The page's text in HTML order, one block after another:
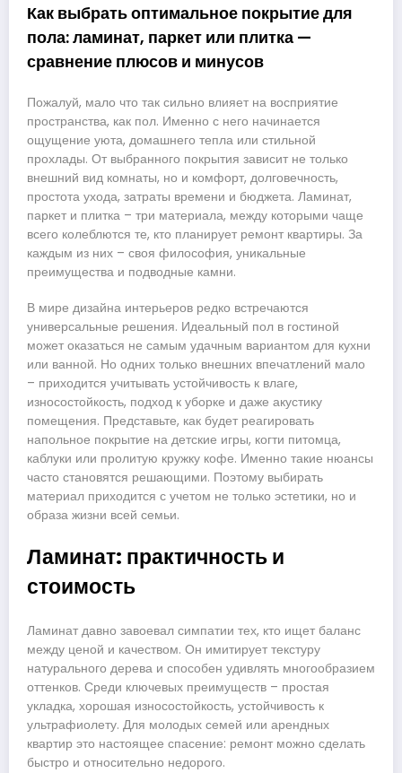
Как выбрать оптимальное покрытие для
пола: ламинат, паркет или плитка —
сравнение плюсов и минусов
Пожалуй, мало что так сильно влияет на восприятие
пространства, как пол. Именно с него начинается
ощущение уюта, домашнего тепла или стильной
прохлады. От выбранного покрытия зависит не только
внешний вид комнаты, но и комфорт, долговечность,
простота ухода, затраты времени и бюджета. Ламинат,
паркет и плитка – три материала, между которыми чаще
всего колеблются те, кто планирует ремонт квартиры. За
каждым из них – своя философия, уникальные
преимущества и подводные камни.
В мире дизайна интерьеров редко встречаются
универсальные решения. Идеальный пол в гостиной
может оказаться не самым удачным вариантом для кухни
или ванной. Но одних только внешних впечатлений мало
– приходится учитывать устойчивость к влаге,
износостойкость, подход к уборке и даже акустику
помещения. Представьте, как будет реагировать
напольное покрытие на детские игры, когти питомца,
каблуки или пролитую кружку кофе. Именно такие нюансы
часто становятся решающими. Поэтому выбирать
материал приходится с учетом не только эстетики, но и
образа жизни всей семьи.
Ламинат: практичность и
стоимость
Ламинат давно завоевал симпатии тех, кто ищет баланс
между ценой и качеством. Он имитирует текстуру
натурального дерева и способен удивлять многообразием
оттенков. Среди ключевых преимуществ – простая
укладка, хорошая износостойкость, устойчивость к
ультрафиолету. Для молодых семей или арендных
квартир это настоящее спасение: ремонт можно сделать
быстро и относительно недорого.